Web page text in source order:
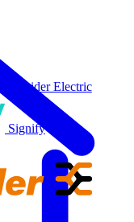
Schneider Electric
Signify